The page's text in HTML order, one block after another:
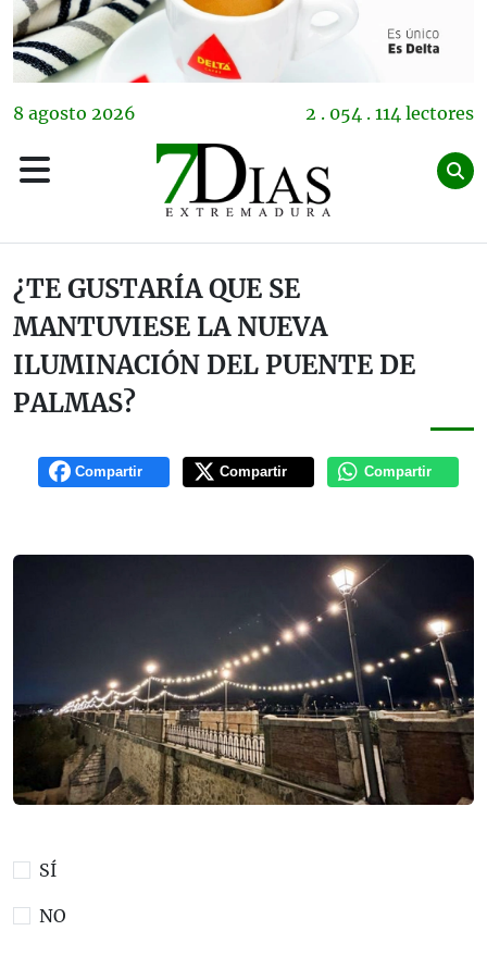
8 agosto 2026 2 . 054 . 114 lectores
¿TE GUSTARÍA QUE SE
MANTUVIESE LA NUEVA
ILUMINACIÓN DEL PUENTE DE
PALMAS?
Compartir Compartir Compartir
SÍ
NO